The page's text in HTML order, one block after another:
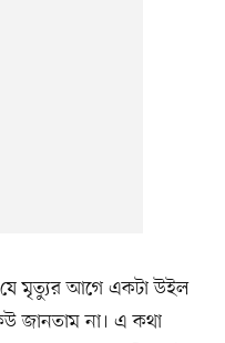
যে মৃত্যুর আগে একটা উইল
জানতাম না। এ কথা